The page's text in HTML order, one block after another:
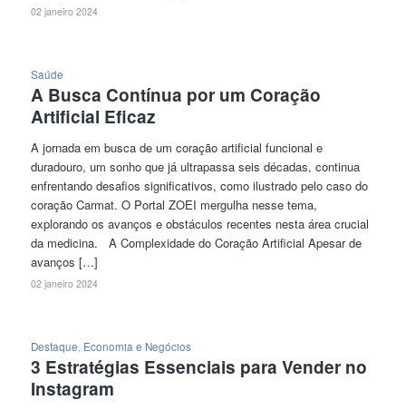
02 janeiro 2024
Saúde
A Busca Contínua por um Coração
Artificial Eficaz
A jornada em busca de um coração artificial funcional e
duradouro, um sonho que já ultrapassa seis décadas, continua
enfrentando desafios significativos, como ilustrado pelo caso do
coração Carmat. O Portal ZOEI mergulha nesse tema,
explorando os avanços e obstáculos recentes nesta área crucial
da medicina. A Complexidade do Coração Artificial Apesar de
avanços […]
02 janeiro 2024
Destaque, Economia e Negócios
3 Estratégias Essenciais para Vender no
Instagram